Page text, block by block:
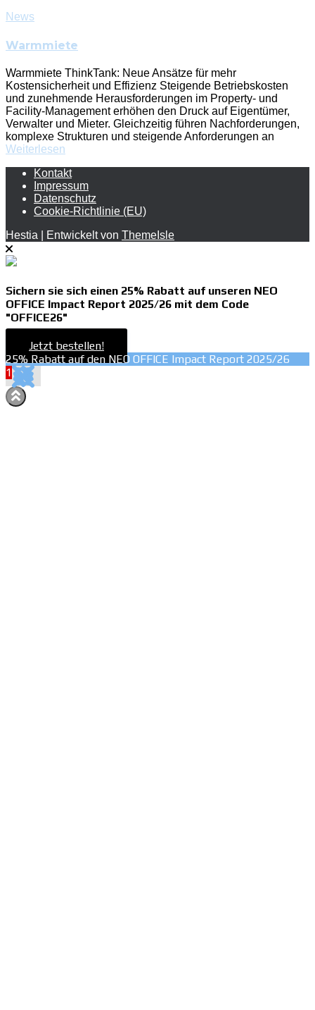
News
Warmmiete
Warmmiete ThinkTank: Neue Ansätze für mehr
Kostensicherheit und Effizienz Steigende Betriebskosten
und zunehmende Herausforderungen im Property- und
Facility-Management erhöhen den Druck auf Eigentümer,
Verwalter und Mieter. Gleichzeitig führen Nachforderungen,
komplexe Strukturen und steigende Anforderungen an
Weiterlesen
Kontakt
Impressum
Datenschutz
Cookie-Richtlinie (EU)
Hestia | Entwickelt von ThemeIsle
Sichern sie sich einen 25% Rabatt auf unseren NEO
OFFICE Impact Report 2025/26 mit dem Code
"OFFICE26"
Jetzt bestellen!
25% Rabatt auf den NEO OFFICE Impact Report 2025/26
1